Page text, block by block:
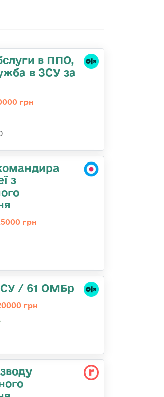
в ППО,
в ЗСУ за
грн
з
грн
/ 61 ОМБр
грн